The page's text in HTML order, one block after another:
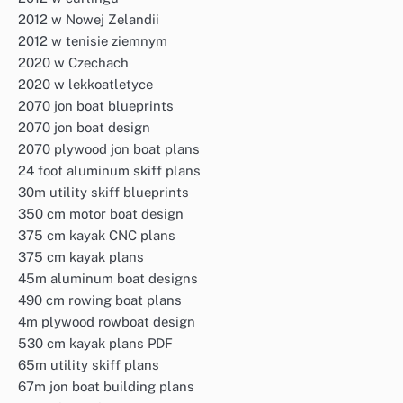
2012 w Nowej Zelandii
2012 w tenisie ziemnym
2020 w Czechach
2020 w lekkoatletyce
2070 jon boat blueprints
2070 jon boat design
2070 plywood jon boat plans
24 foot aluminum skiff plans
30m utility skiff blueprints
350 cm motor boat design
375 cm kayak CNC plans
375 cm kayak plans
45m aluminum boat designs
490 cm rowing boat plans
4m plywood rowboat design
530 cm kayak plans PDF
65m utility skiff plans
67m jon boat building plans